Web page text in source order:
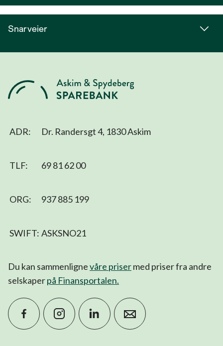
Snarveier
ADR: Dr. Randersgt 4, 1830 Askim
TLF: 69 81 62 00
ORG: 937 885 199
SWIFT: ASKSNO21
Du kan sammenlignevåre prisermed priser fra andre
selskaperpå Finansportalen.